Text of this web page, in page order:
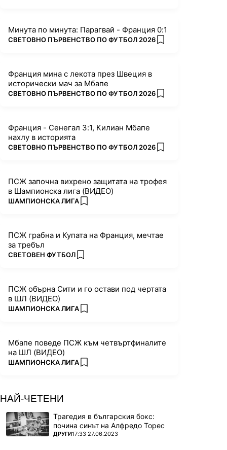
Минута по минута: Парагвай - Франция 0:1
ПОВЕЧЕ ОТ
СВЕТОВНО ПЪРВЕНСТВО ПО ФУТБОЛ 2026 add favorites
Франция мина с лекота през Швеция в
исторически мач за Мбапе
ПОВЕЧЕ ОТ
СВЕТОВНО ПЪРВЕНСТВО ПО ФУТБОЛ 2026 add favorites
Франция - Сенегал 3:1, Килиан Мбапе
нахлу в историята
ПОВЕЧЕ ОТ
СВЕТОВНО ПЪРВЕНСТВО ПО ФУТБОЛ 2026 add favorites
ПСЖ започна вихрено защитата на трофея
в Шампионска лига (ВИДЕО)
ПОВЕЧЕ ОТ
ШАМПИОНСКА ЛИГА add favorites
ПСЖ грабна и Купата на Франция, мечтае
за требъл
ПОВЕЧЕ ОТ
СВЕТОВЕН ФУТБОЛ add favorites
ПСЖ обърна Сити и го остави под чертата
в ШЛ (ВИДЕО)
ПОВЕЧЕ ОТ
ШАМПИОНСКА ЛИГА add favorites
Мбапе поведе ПСЖ към четвъртфиналите
на ШЛ (ВИДЕО)
ПОВЕЧЕ ОТ
ШАМПИОНСКА ЛИГА add favorites
НАЙ-ЧЕТЕНИ
Трагедия в българския бокс:
почина синът на Алфредо Торес
ПОВЕЧЕ ОТ
ДРУГИ17:33 27.06.2023